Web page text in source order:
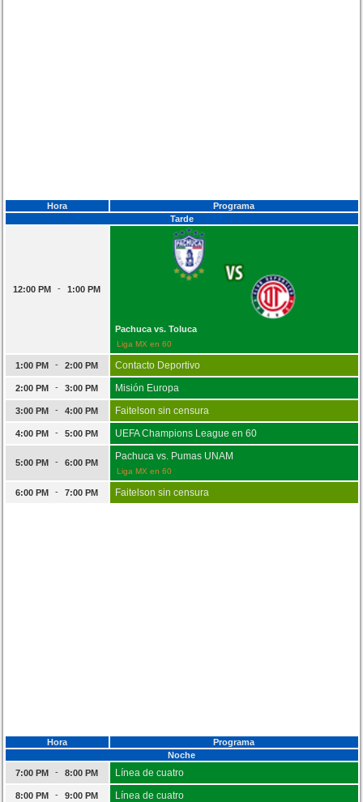
Hora
Programa
Tarde
12:00 PM - 1:00 PM
Pachuca vs. Toluca
Liga MX en 60
1:00 PM - 2:00 PM Contacto Deportivo
2:00 PM - 3:00 PM Misión Europa
3:00 PM - 4:00 PM Faitelson sin censura
4:00 PM - 5:00 PM UEFA Champions League en 60
5:00 PM - 6:00 PM
Pachuca vs. Pumas UNAM
Liga MX en 60
6:00 PM - 7:00 PM Faitelson sin censura
Hora
Programa
Noche
7:00 PM
- 8:00 PM Línea de cuatro
8:00 PM - 9:00 PM Línea de cuatro